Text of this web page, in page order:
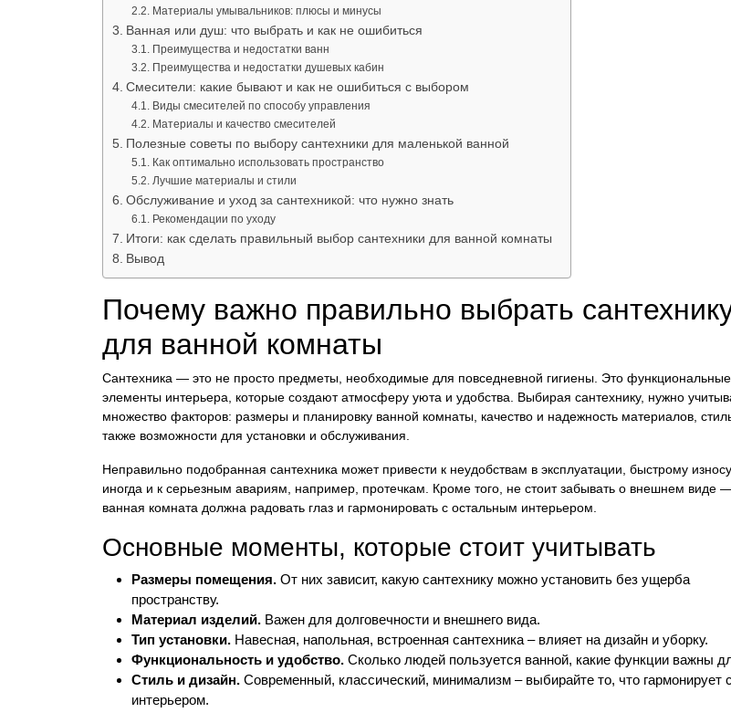
Материалы умывальников: плюсы и минусы
Ванная или душ: что выбрать и как не ошибиться
Преимущества и недостатки ванн
Преимущества и недостатки душевых кабин
Смесители: какие бывают и как не ошибиться с выбором
Виды смесителей по способу управления
Материалы и качество смесителей
Полезные советы по выбору сантехники для маленькой ванной
Как оптимально использовать пространство
Лучшие материалы и стили
Обслуживание и уход за сантехникой: что нужно знать
Рекомендации по уходу
Итоги: как сделать правильный выбор сантехники для ванной комнаты
Вывод
Почему важно правильно выбрать
для ванной комнаты
Сантехника — это не просто предметы, необходимые для повседневной гигиены. Это функциональные
элементы интерьера, которые создают атмосферу уюта и удобства. Выбирая сантехнику, нужно
множество факторов: размеры и планировку ванной комнаты, качество и надежность материалов,
также возможности для установки и обслуживания.
Неправильно подобранная сантехника может привести к неудобствам в эксплуатации, быстрому
иногда и к серьезным авариям, например, протечкам. Кроме того, не стоит забывать о внешнем виде
ванная комната должна радовать глаз и гармонировать с остальным интерьером.
Основные моменты, которые стоит учитывать
Размеры помещения. От них зависит, какую сантехнику можно установить без ущерба
пространству.
Материал изделий. Важен для долговечности и внешнего вида.
Тип установки. Навесная, напольная, встроенная сантехника – влияет на дизайн и уборку.
Функциональность и удобство. Сколько людей пользуется ванной, какие функции важны
Стиль и дизайн. Современный, классический, минимализм – выбирайте то, что гармонирует с
интерьером.